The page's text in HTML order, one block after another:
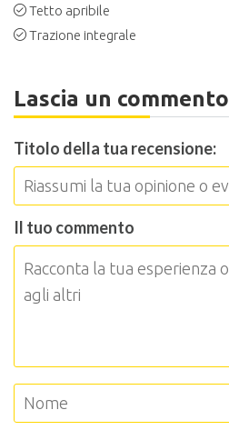
Tetto apribile
Trazione integrale
Lascia un commento
Titolo della tua recensione:
Il tuo commento